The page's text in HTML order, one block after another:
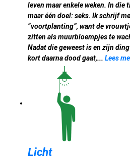
leven maar enkele weken. In die
maar één doel: seks. Ik schrijf
“voortplanting”, want de
zitten als muurbloempjes te
Nadat die geweest is en zijn
kort daarna dood gaat,... Lees
Licht